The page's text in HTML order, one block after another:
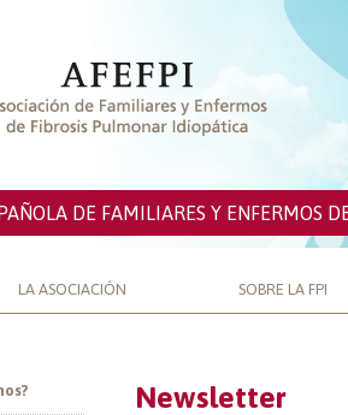
DE FAMILIARES Y ENFERMOS
LA ASOCIACIÓN SOBRE LA FPI
Newsletter